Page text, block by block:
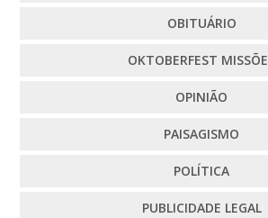
OBITUÁRIO
OKTOBERFEST
OPINIÃO
PAISAGISMO
POLÍTICA
PUBLICIDADE LEGAL